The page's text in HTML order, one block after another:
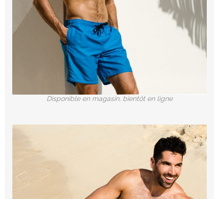
Disponible en magasin, bientôt en ligne